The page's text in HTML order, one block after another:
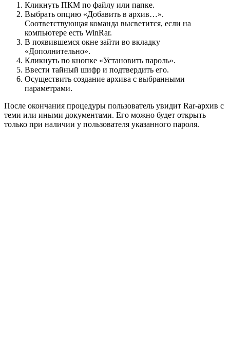
Кликнуть ПКМ по файлу или папке.
Выбрать опцию «Добавить в архив…».
Соответствующая команда высветится, если на
компьютере есть WinRar.
В появившемся окне зайти во вкладку
«Дополнительно».
Кликнуть по кнопке «Установить пароль».
Ввести тайный шифр и подтвердить его.
Осуществить создание архива с выбранными
параметрами.
После окончания процедуры пользователь увидит Rar-архив с
теми или иными документами. Его можно будет открыть
только при наличии у пользователя указанного пароля.